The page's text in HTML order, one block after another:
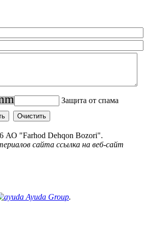
m Защита от спама
АО "Farhod Dehqon Bozori".
сайта ссылка на веб-сайт
Ayuda Group.